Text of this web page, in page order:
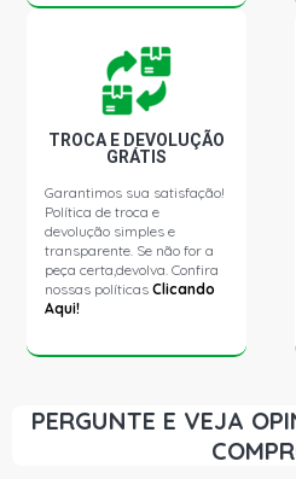
TROCA E DEVOLUÇÃO
GRÁTIS
Garantimos sua satisfação!
Política de troca e
devolução simples e
transparente. Se não for a
peça certa,devolva. Confira
nossas políticasClicando
Aqui!
PERGUNTE E VEJA